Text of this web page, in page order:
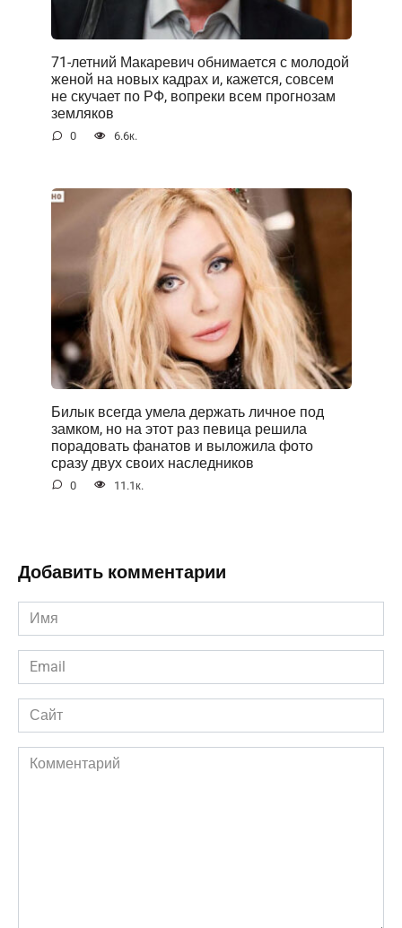
71-летний Макаревич обнимается с молодой
женой на новых кадрах и, кажется, совсем
не скучает по РФ, вопреки всем прогнозам
земляков
0 6.6к.
Билык всегда умела держать личное под
замком, но на этот раз певица решила
порадовать фанатов и выложила фото
сразу двух своих наследников
0 11.1к.
Добавить комментарии
Имя
*
Email
*
Сайт
Комментарий